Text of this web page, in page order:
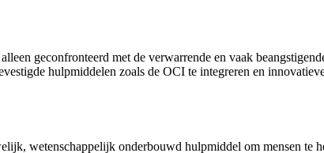
geconfronteerd met de verwarrende en vaak
hulpmiddelen zoals de OCI te integreren en
wetenschappelijk onderbouwd hulpmiddel om mensen te